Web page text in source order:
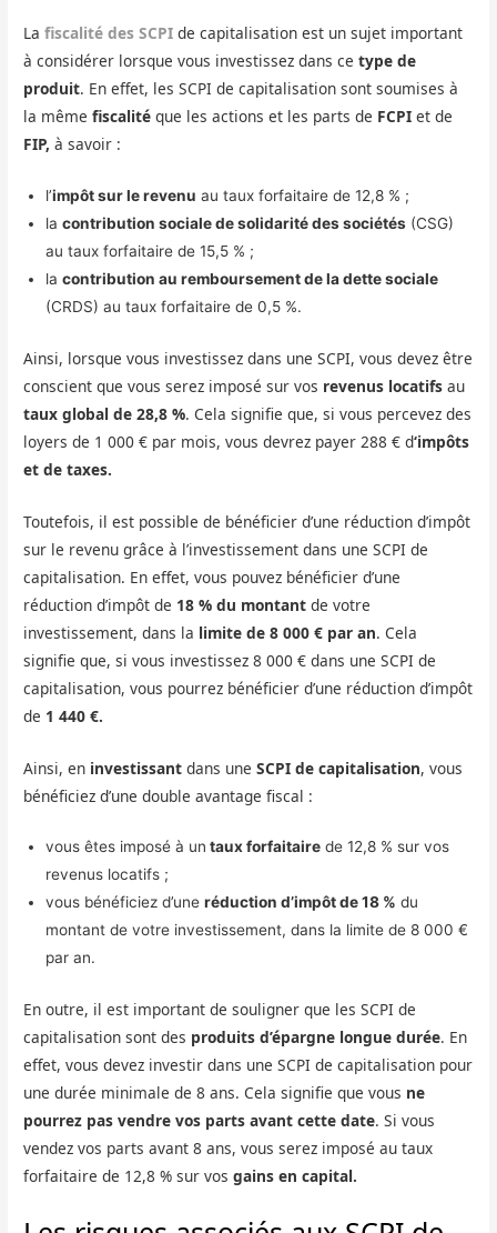
Lafiscalité des SCPI de capitalisation est un sujet important
à considérer lorsque vous investissez dans cetype de
produit. En effet, les SCPI de capitalisation sont soumises à
la mêmefiscalité que les actions et les parts de FCPI et de
FIP, à savoir :
l’impôt sur le revenu au taux forfaitaire de 12,8 % ;
lacontribution sociale de solidarité des sociétés (CSG)
au taux forfaitaire de 15,5 % ;
lacontribution au remboursement de la dette sociale
(CRDS) au taux forfaitaire de 0,5 %.
Ainsi, lorsque vous investissez dans une SCPI, vous devez être
conscient que vous serez imposé sur vos revenus locatifs au
taux global de 28,8 %. Cela signifie que, si vous percevez des
loyers de 1 000 € par mois, vous devrez payer 288 € d‘impôts
et de taxes.
Toutefois, il est possible de bénéficier d’une réduction d’impôt
sur le revenu grâce à l’investissement dans une SCPI de
capitalisation. En effet, vous pouvez bénéficier d’une
réduction d’impôt de 18 % du montant de votre
investissement, dans la limite de 8 000 € par an. Cela
signifie que, si vous investissez 8 000 € dans une SCPI de
capitalisation, vous pourrez bénéficier d’une réduction d’impôt
de 1 440 €.
Ainsi, en investissant dans uneSCPI de capitalisation, vous
bénéficiez d’une double avantage fiscal :
vous êtes imposé à un taux forfaitaire de 12,8 % sur vos
revenus locatifs ;
vous bénéficiez d’uneréduction d’impôt de 18 % du
montant de votre investissement, dans la limite de 8 000 €
par an.
En outre, il est important de souligner que les SCPI de
capitalisation sont des produits d’épargne longue durée. En
effet, vous devez investir dans une SCPI de capitalisation pour
une durée minimale de 8 ans. Cela signifie que vous ne
pourrez pas vendre vos parts avant cette date. Si vous
vendez vos parts avant 8 ans, vous serez imposé au taux
forfaitaire de 12,8 % sur vos gains en capital.